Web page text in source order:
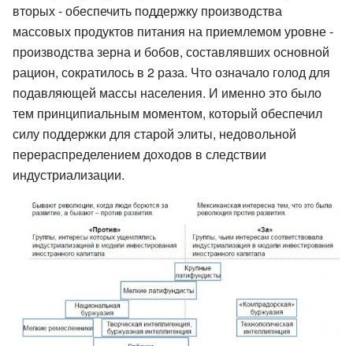
вторых - обеспечить поддержку производства
массовых продуктов питания на приемлемом уровне -
производства зерна и бобов, составлявших основной
рацион, сократилось в 2 раза. Что означало голод для
подавляющей массы населения. И именно это было
тем принципиальным моментом, который обеспечил
силу поддержки для старой элиты, недовольной
перераспределением доходов в следствии
индустриализации.